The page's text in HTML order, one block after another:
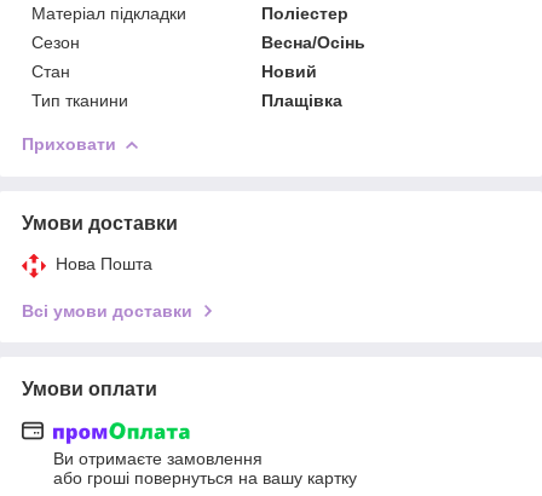
Матеріал підкладки
Поліестер
Сезон
Весна/Осінь
Стан
Новий
Тип тканини
Плащівка
Приховати
Умови доставки
Нова Пошта
Всі умови доставки
Умови оплати
Ви отримаєте замовлення
або гроші повернуться на вашу картку